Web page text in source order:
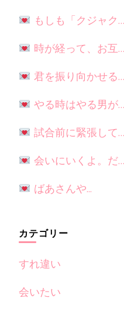
もしも「クジャク…
時が経って、お互…
君を振り向かせる…
やる時はやる男が…
試合前に緊張して…
会いにいくよ。だ…
ばあさんや...
カテゴリー
すれ違い
会いたい